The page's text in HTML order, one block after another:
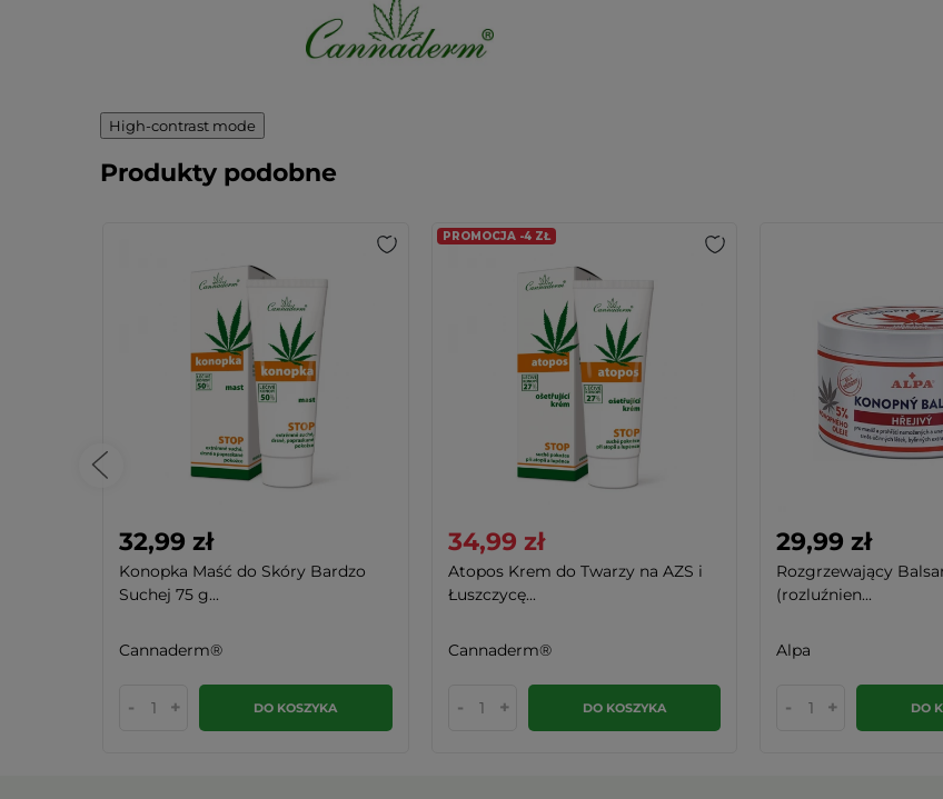
High-contrast mode
Produkty podobne
32,99 zł
Konopka Maść do Skóry Bardzo
Suchej 75 g...
Cannaderm®
- + DO KOSZYKA
PROMOCJA -4 ZŁ
34,99 zł
Atopos Krem do Twarzy na AZS i
Łuszczycę...
Cannaderm®
- + DO KOSZYKA
29,99 zł
Rozgrzewający
(rozluźnien...
Alpa
- + DO